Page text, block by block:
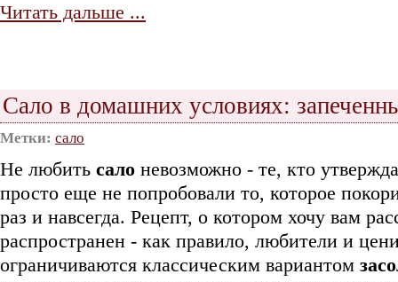
Читать дальше ...
Сало в домашних условиях:
Метки: сало
Не любить сало невозможно - те, кто
просто еще не попробовали то, которое
раз и навсегда. Рецепт, о котором хочу вам
распространен - как правило, любители и
ограничиваются классическим вариантом